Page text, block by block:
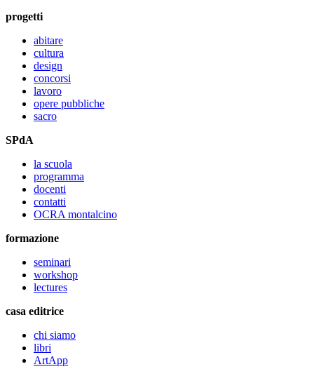
progetti
abitare
cultura
design
concorsi
lavoro
opere pubbliche
sacro
SPdA
la scuola
programma
docenti
contatti
OCRA montalcino
formazione
seminari
workshop
lectures
casa editrice
chi siamo
libri
ArtApp